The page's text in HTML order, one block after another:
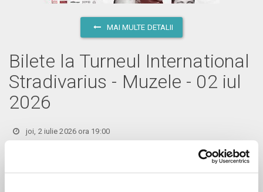
MAI MULTE DETALII
Bilete la Turneul International
Stradivarius - Muzele - 02 iul
2026
joi, 2 iulie 2026 ora 19:00
Accesul persoanelor sub 6 ani este STRICT INTERZIS! Accesul in